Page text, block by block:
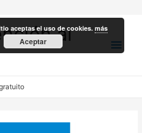
al
aceptas el uso de cookies.más
Aceptar